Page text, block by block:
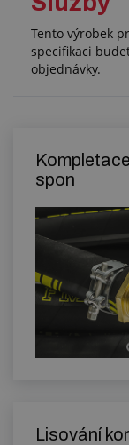
Tento výrobek
specifikaci
objednávky.
spon
Lisování